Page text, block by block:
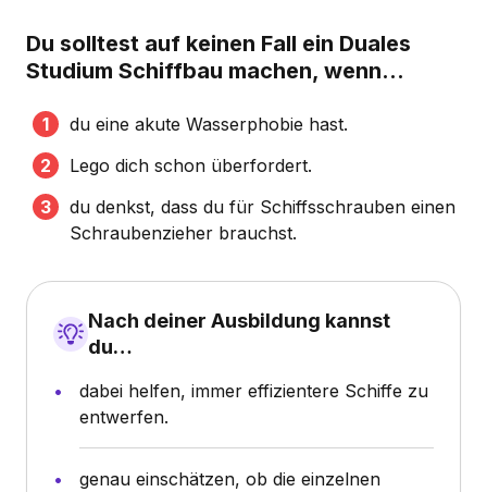
Du solltest auf keinen Fall ein Duales
Studium Schiffbau machen, wenn...
du eine akute Wasserphobie hast.
Lego dich schon überfordert.
du denkst, dass du für Schiffsschrauben einen
Schraubenzieher brauchst.
Nach deiner Ausbildung kannst
du…
dabei helfen, immer effizientere Schiffe zu
entwerfen.
genau einschätzen, ob die einzelnen